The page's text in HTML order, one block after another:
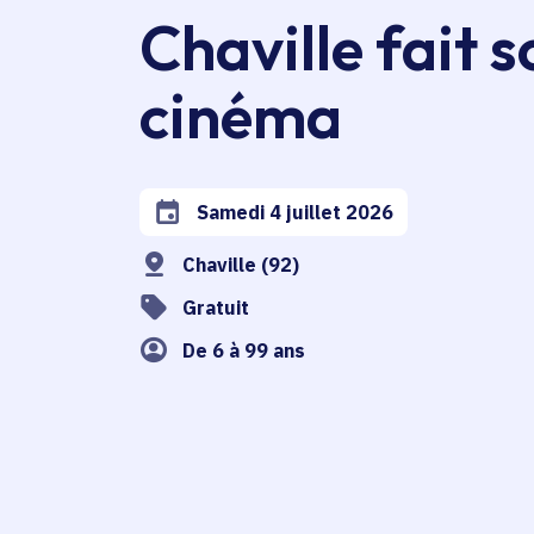
Chaville fait
cinéma
Date de l'arrêté
Samedi 4 juillet 2026
Chaville (92)
Gratuit
De 6 à 99 ans